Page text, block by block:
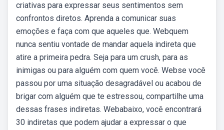
criativas para expressar seus sentimentos sem
confrontos diretos. Aprenda a comunicar suas
emoções e faça com que aqueles que. Webquem
nunca sentiu vontade de mandar aquela indireta que
atire a primeira pedra. Seja para um crush, para as
inimigas ou para alguém com quem você. Webse você
passou por uma situação desagradável ou acabou de
brigar com alguém que te estressou, compartilhe uma
dessas frases indiretas. Webabaixo, você encontrará
30 indiretas que podem ajudar a expressar o que